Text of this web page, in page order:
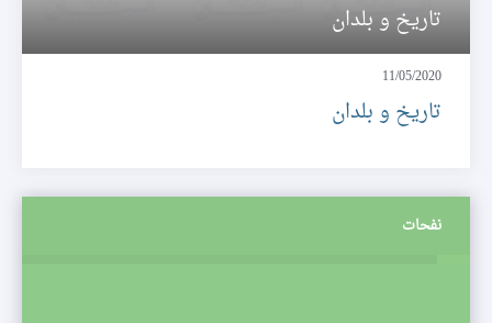
تاريخ و بلدان
11/05/2020
تاريخ و بلدان
نفحات